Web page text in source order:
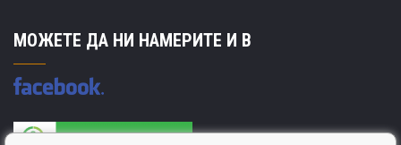
МОЖЕТЕ ДА НИ НАМЕРИТЕ И В